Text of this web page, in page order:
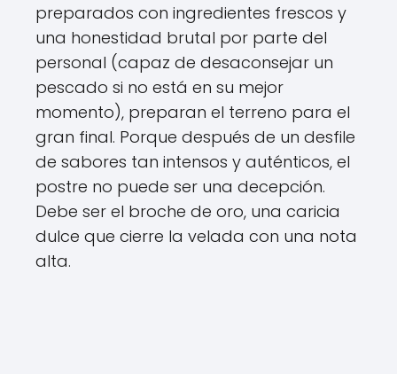
preparados con ingredientes frescos y
una honestidad brutal por parte del
personal (capaz de desaconsejar un
pescado si no está en su mejor
momento), preparan el terreno para el
gran final. Porque después de un desfile
de sabores tan intensos y auténticos, el
postre no puede ser una decepción.
Debe ser el broche de oro, una caricia
dulce que cierre la velada con una nota
alta.